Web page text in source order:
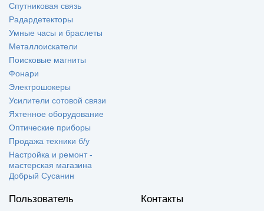
Спутниковая связь
Радардетекторы
Умные часы и браслеты
Металлоискатели
Поисковые магниты
Фонари
Электрошокеры
Усилители сотовой связи
Яхтенное оборудование
Оптические приборы
Продажа техники б/у
Настройка и ремонт -
мастерская магазина
Добрый Сусанин
Пользователь Контакты